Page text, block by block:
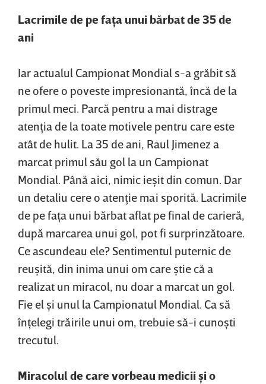
Lacrimile de pe faţa unui bărbat de 35 de
ani
Iar actualul Campionat Mondial s-a grăbit să
ne ofere o poveste impresionantă, încă de la
primul meci. Parcă pentru a mai distrage
atenţia de la toate motivele pentru care este
atât de hulit. La 35 de ani, Raul Jimenez a
marcat primul său gol la un Campionat
Mondial. Până aici, nimic ieşit din comun. Dar
un detaliu cere o atenţie mai sporită. Lacrimile
de pe faţa unui bărbat aflat pe final de carieră,
după marcarea unui gol, pot fi surprinzătoare.
Ce ascundeau ele? Sentimentul puternic de
reuşită, din inima unui om care ştie că a
realizat un miracol, nu doar a marcat un gol.
Fie el şi unul la Campionatul Mondial. Ca să
înţelegi trăirile unui om, trebuie să-i cunoşti
trecutul.
Miracolul de care vorbeau medicii şi o